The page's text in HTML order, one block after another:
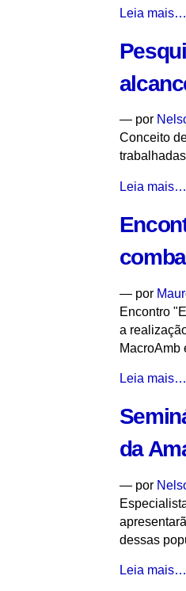
da
-
Seminário
visão
feminina
sobre
mudanças
climáticas
pós-
25
Leia mais…
— por
Conceito
maneiras
aumentar
alcance
das
inovações
em
urbana
Leia mais…
— por
Encontro
a
MacroAmb
Encontro
educação
estratégia
combate
aos
impactos
das
climáticas
Leia mais…
da
— por
dessas
Seminário
Leia mais…